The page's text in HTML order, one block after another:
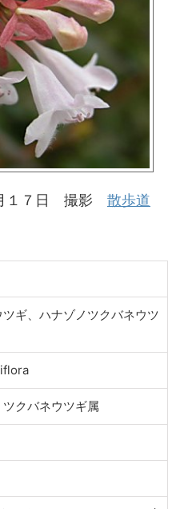
１７日 撮影 散歩道
ギ、ハナゾノツクバネウツ
クバネウツギ属